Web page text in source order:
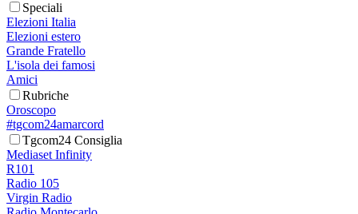
Speciali
Elezioni Italia
Elezioni estero
Grande Fratello
L'isola dei famosi
Amici
Rubriche
Oroscopo
#tgcom24amarcord
Tgcom24 Consiglia
Mediaset Infinity
R101
Radio 105
Virgin Radio